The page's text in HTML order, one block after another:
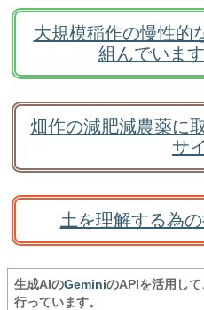
大規模稲作の慢性的
組んでいま
畑作の減肥減農薬に
サ
土を理解する為
生成AIのGeminiのAPIを活用し
行っています。